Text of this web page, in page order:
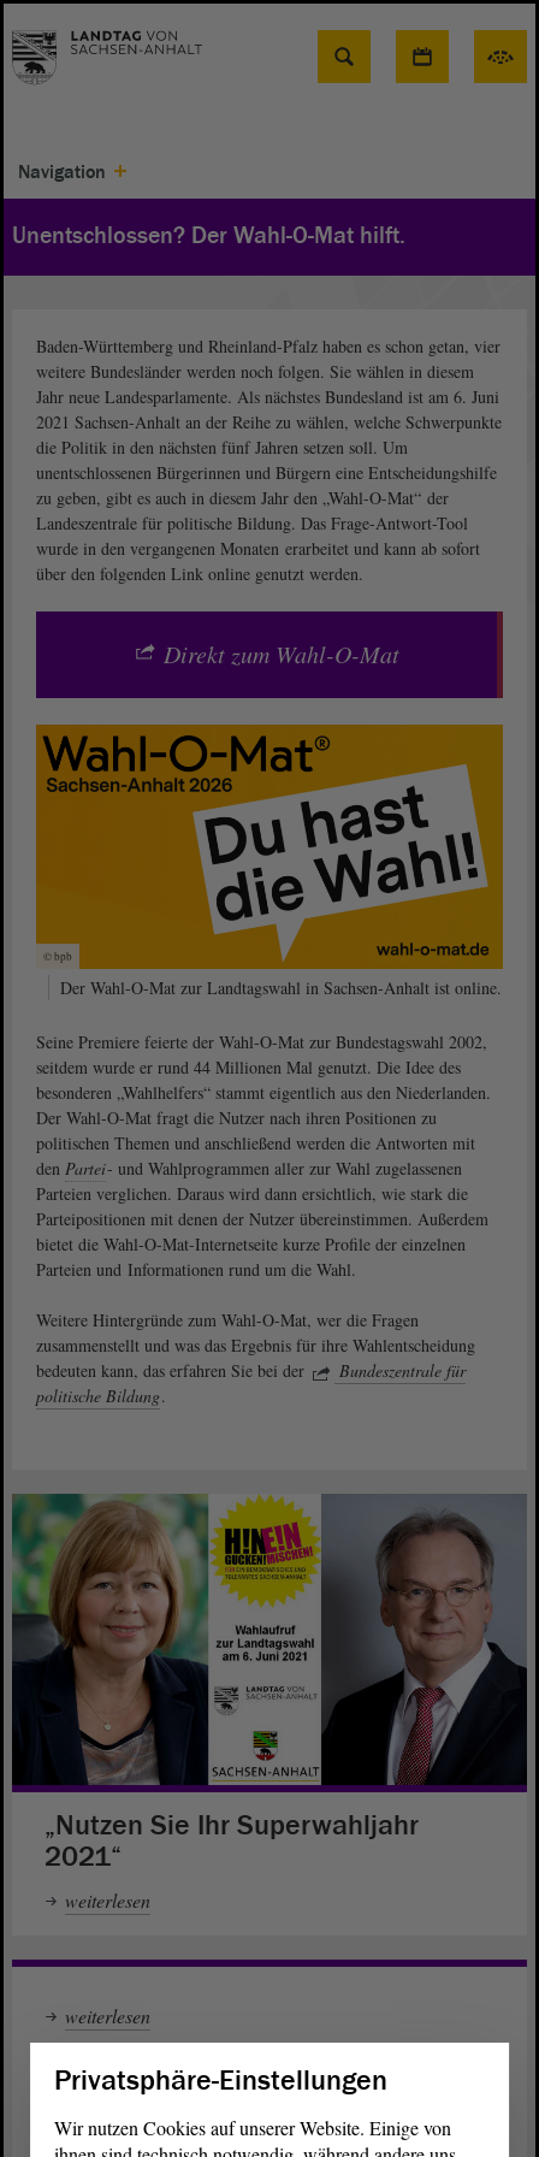
Suche
Navigation
Unentschlossen? Der Wahl-O-Mat hilft.
Baden-Württemberg und Rheinland-Pfalz haben es schon getan, vier
weitere Bundesländer werden noch folgen. Sie wählen in diesem
Jahr neue Landesparlamente. Als nächstes Bundesland ist am 6. Juni
2021 Sachsen-Anhalt an der Reihe zu wählen, welche Schwerpunkte
die Politik in den nächsten fünf Jahren setzen soll. Um
unentschlossenen Bürgerinnen und Bürgern eine Entscheidungshilfe
zu geben, gibt es auch in diesem Jahr den „Wahl-O-Mat“ der
Landeszentrale für politische Bildung. Das Frage-Antwort-Tool
wurde in den vergangenen Monaten erarbeitet und kann ab sofort
über den folgenden Link online genutzt werden.
Direkt zum Wahl-O-Mat
© bpb
Der Wahl-O-Mat zur Landtagswahl in Sachsen-Anhalt ist online.
Seine Premiere feierte der Wahl-O-Mat zur Bundestagswahl 2002,
seitdem wurde er rund 44 Millionen Mal genutzt. Die Idee des
besonderen „Wahlhelfers“ stammt eigentlich aus den Niederlanden.
Der Wahl-O-Mat fragt die Nutzer nach ihren Positionen zu
politischen Themen und anschließend werden die Antworten mit
den Partei- und Wahlprogrammen aller zur Wahl zugelassenen
Parteien verglichen. Daraus wird dann ersichtlich, wie stark die
Parteipositionen mit denen der Nutzer übereinstimmen. Außerdem
bietet die Wahl-O-Mat-Internetseite kurze Profile der einzelnen
Parteien und Informationen rund um die Wahl.
Weitere Hintergründe zum Wahl-O-Mat, wer die Fragen
zusammenstellt und was das Ergebnis für ihre Wahlentscheidung
bedeuten kann, das erfahren Sie bei der
Bundeszentrale für
politische Bildung.
„Nutzen Sie Ihr Superwahljahr
2021“
weiterlesen
weiterlesen
Privatsphäre-Einstellungen
Wir nutzen Cookies auf unserer Website. Einige von